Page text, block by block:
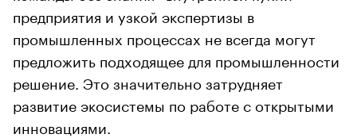
предприятия и узкой экспертизы в
промышленных процессах не всегда могут
предложить подходящее для промышленности
решение. Это значительно затрудняет
развитие экосистемы по работе с открытыми
инновациями.